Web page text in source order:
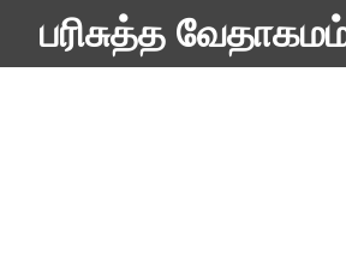
பரிசுத்த